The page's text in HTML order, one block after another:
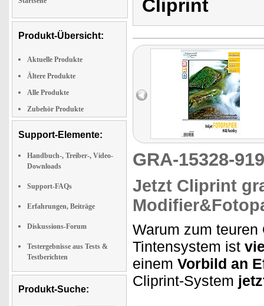
Produkt-Übersicht:
Aktuelle Produkte
Ältere Produkte
Alle Produkte
Zubehör Produkte
Support-Elemente:
Handbuch-, Treiber-, Video-
Downloads
Support-FAQs
Erfahrungen, Beiträge
Diskussions-Forum
Testergebnisse aus Tests &
Testberichten
Produkt-Suche:
Cliprint
GRA-15328-
Jetzt Cliprint
Warum zum
Tintensystem ist
einem Vorbild an
Cliprint-System